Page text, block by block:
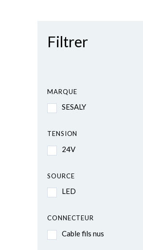
Filtrer
MARQUE
SESALY
TENSION
24V
SOURCE
LED
CONNECTEUR
Cable fils nus